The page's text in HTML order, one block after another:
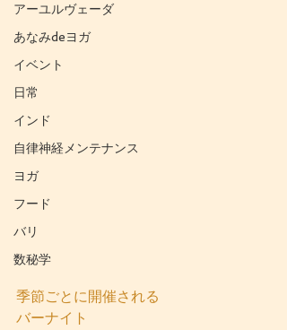
アーユルヴェーダ
あなみdeヨガ
イベント
日常
インド
自律神経メンテナンス
ヨガ
フード
バリ
数秘学
季節ごとに開催される
バーナイト